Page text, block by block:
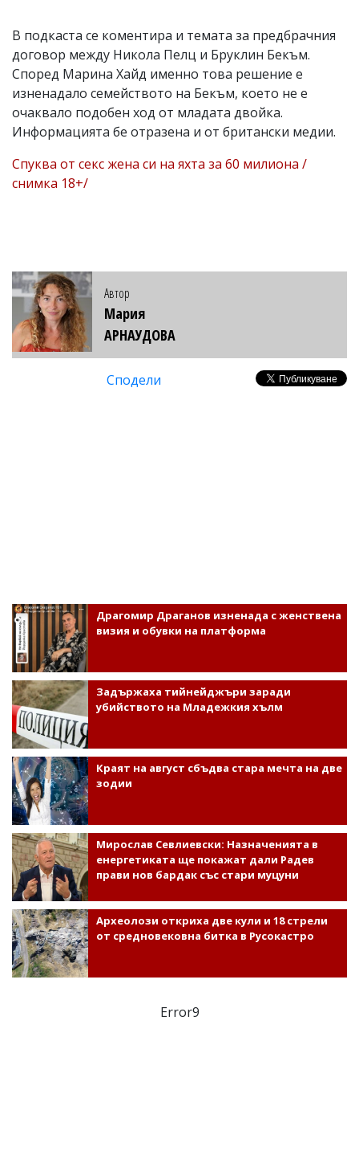
В подкаста се коментира и темата за предбрачния
договор между Никола Пелц и Бруклин Бекъм.
Според Марина Хайд именно това решение е
изненадало семейството на Бекъм, което не е
очаквало подобен ход от младата двойка.
Информацията бе отразена и от британски медии.
Спуква от секс жена си на яхта за 60 милиона /
снимка 18+/
Автор
Мария
АРНАУДОВА
Сподели
Драгомир Драганов изненада с женствена
визия и обувки на платформа
Задържаха тийнейджъри заради
убийството на Младежкия хълм
Краят на август сбъдва стара мечта на две
зодии
Мирослав Севлиевски: Назначенията в
енергетиката ще покажат дали Радев
прави нов бардак със стари муцуни
Археолози откриха две кули и 18 стрели
от средновековна битка в Русокастро
Error9